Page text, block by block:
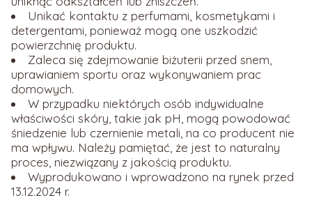
Unikać kontaktu z perfumami, kosmetykami i
detergentami, ponieważ mogą one uszkodzić
powierzchnię produktu.
Zaleca się zdejmowanie biżuterii przed snem,
uprawianiem sportu oraz wykonywaniem prac
domowych.
W przypadku niektórych osób indywidualne
właściwości skóry, takie jak pH, mogą powodować
śniedzenie lub czernienie metali, na co producent nie
ma wpływu. Należy pamiętać, że jest to naturalny
proces, niezwiązany z jakością produktu.
Wyprodukowano i wprowadzono na rynek przed
13.12.2024 r.